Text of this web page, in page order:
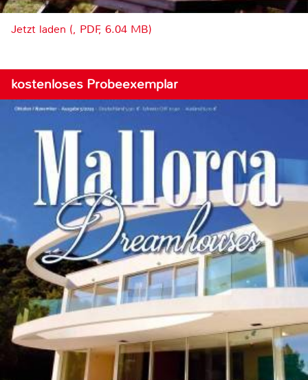
Jetzt laden (, PDF, 6.04 MB)
kostenloses Probeexemplar